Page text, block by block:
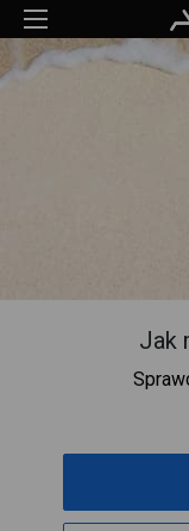
Jak